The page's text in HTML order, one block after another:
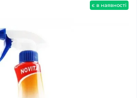
є в наявності